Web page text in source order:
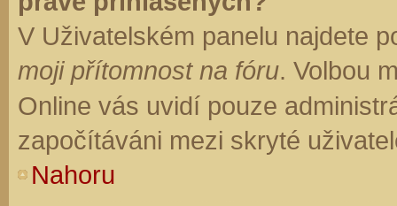
V Uživatelském panelu najdete
moji přítomnost na fóru. Volbou
Online vás uvidí pouze
započítáváni mezi skryté
Nahoru